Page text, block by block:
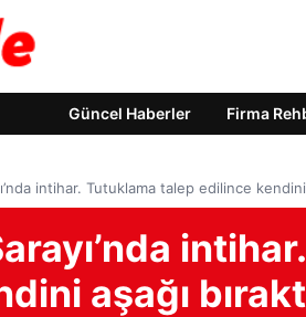
Güncel Haberler Firma
intihar. Tutuklama talep edilince kendini
aşağı